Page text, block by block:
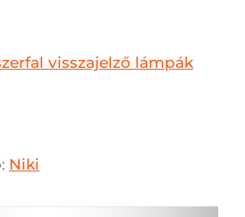
visszajelző lámpák
Niki